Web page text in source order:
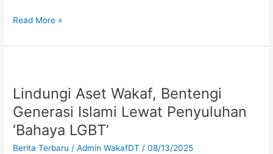
Read More »
Lindungi Aset Wakaf, Bentengi
Generasi Islami Lewat Penyuluhan
‘Bahaya LGBT’
Berita Terbaru /Admin WakafDT /08/13/2025
Wakaf,
Bentengi
Generasi
Islami
Lewat